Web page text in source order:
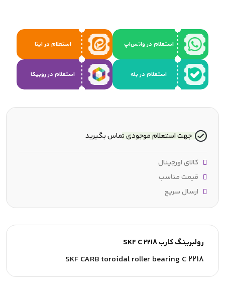
استعلام در واتس‌اپ استعلام در ایتا
استعلام در بله استعلام در روبیکا
رولبرینگ کارب SKF C 2218
SKF CARB toroidal roller bearing C 2218
جهت استعلام موجودی تماس بگیرید
کالای اورجینال
قیمت مناسب
ارسال سریع